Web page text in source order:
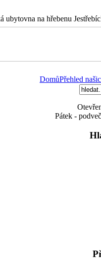
ubytovna na hřebenu
DomůPřehled
Pátek -